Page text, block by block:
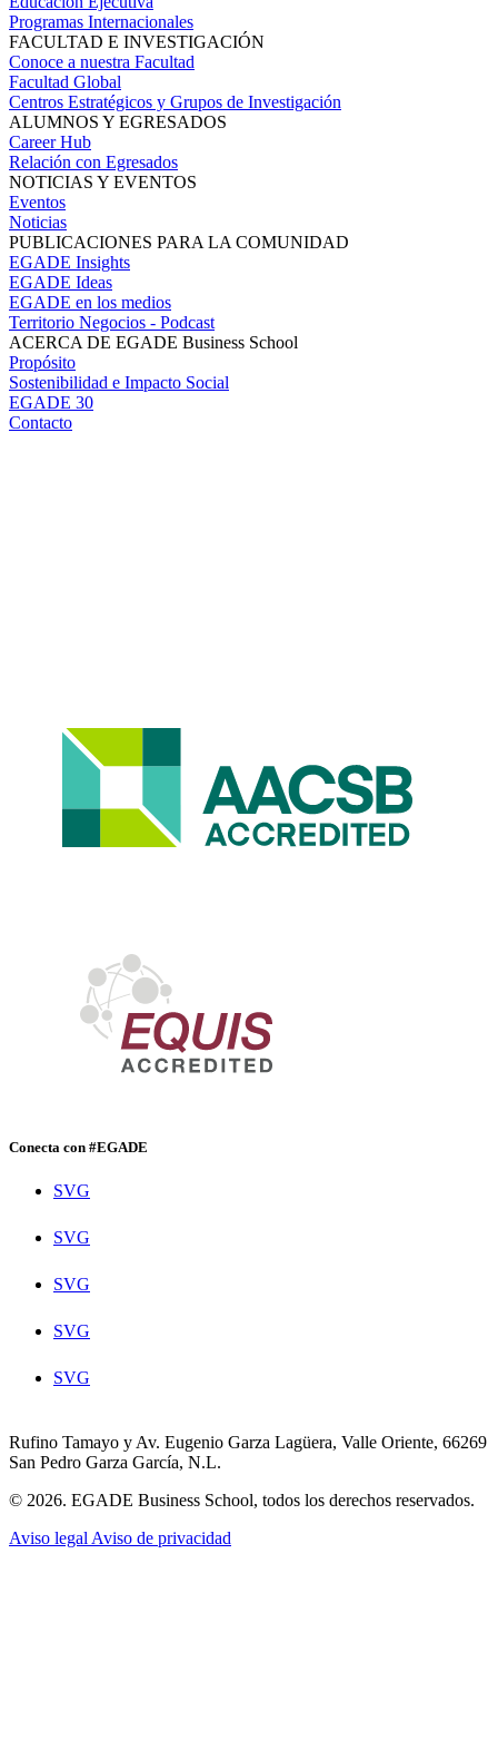
Programas Internacionales
FACULTAD E INVESTIGACIÓN
Conoce a nuestra Facultad
Facultad Global
Centros Estratégicos y Grupos de Investigación
ALUMNOS Y EGRESADOS
Career Hub
Relación con Egresados
NOTICIAS Y EVENTOS
Eventos
Noticias
PUBLICACIONES PARA LA COMUNIDAD
EGADE Insights
EGADE Ideas
EGADE en los medios
Territorio Negocios - Podcast
ACERCA DE EGADE Business School
Propósito
Sostenibilidad e Impacto Social
EGADE 30
Contacto
Conecta con #EGADE
SVG
SVG
SVG
SVG
SVG
Rufino Tamayo y Av. Eugenio Garza Lagüera, Valle Oriente, 66269
San Pedro Garza García, N.L.
© 2026. EGADE Business School, todos los derechos reservados.
Aviso legal Aviso de privacidad